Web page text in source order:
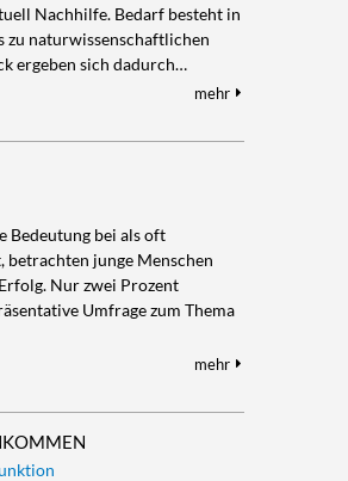
Nachhilfe. Bedarf besteht in
zu naturwissenschaftlichen
ergeben sich dadurch…
mehr
Bedeutung bei als oft
betrachten junge Menschen
Nur zwei Prozent
Umfrage zum Thema
mehr